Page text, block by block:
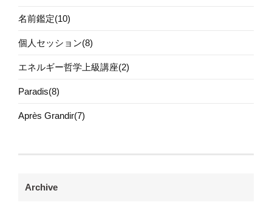
名前鑑定(10)
個人セッション(8)
エネルギー哲学上級講座(2)
Paradis(8)
Après Grandir(7)
Archive